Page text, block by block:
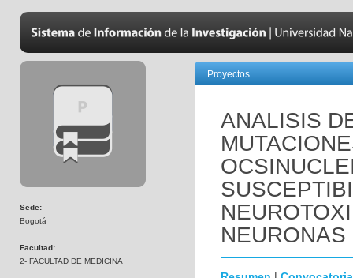
Sede:
Bogotá
Facultad:
2- FACULTAD DE MEDICINA
Proyectos
ANALISIS